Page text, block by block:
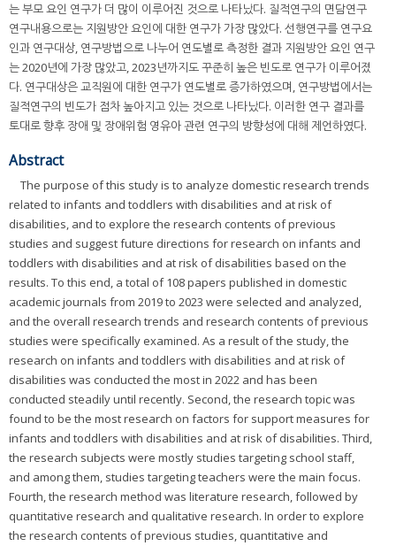
는 부모 요인 연구가 더 많이 이루어진 것으로 나타났다. 질적연구의 면담연구
연구내용으로는 지원방안 요인에 대한 연구가 가장 많았다. 선행연구를 연구요
인과 연구대상, 연구방법으로 나누어 연도별로 측정한 결과 지원방안 요인 연구
는 2020년에 가장 많았고, 2023년까지도 꾸준히 높은 빈도로 연구가 이루어졌
다. 연구대상은 교직원에 대한 연구가 연도별로 증가하였으며, 연구방법에서는
질적연구의 빈도가 점차 높아지고 있는 것으로 나타났다. 이러한 연구 결과를
토대로 향후 장애 및 장애위험 영유아 관련 연구의 방향성에 대해 제언하였다.
Abstract
The purpose of this study is to analyze domestic research trends
related to infants and toddlers with disabilities and at risk of
disabilities, and to explore the research contents of previous
studies and suggest future directions for research on infants and
toddlers with disabilities and at risk of disabilities based on the
results. To this end, a total of 108 papers published in domestic
academic journals from 2019 to 2023 were selected and analyzed,
and the overall research trends and research contents of previous
studies were specifically examined. As a result of the study, the
research on infants and toddlers with disabilities and at risk of
disabilities was conducted the most in 2022 and has been
conducted steadily until recently. Second, the research topic was
found to be the most research on factors for support measures for
infants and toddlers with disabilities and at risk of disabilities. Third,
the research subjects were mostly studies targeting school staff,
and among them, studies targeting teachers were the main focus.
Fourth, the research method was literature research, followed by
quantitative research and qualitative research. In order to explore
the research contents of previous studies, quantitative and